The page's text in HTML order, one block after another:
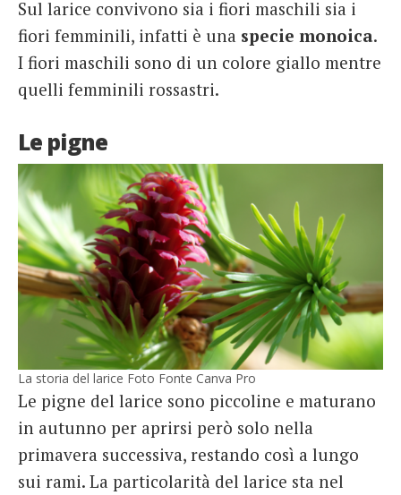
Sul larice convivono sia i fiori maschili sia i
fiori femminili, infatti è una specie monoica.
I fiori maschili sono di un colore giallo mentre
quelli femminili rossastri.
Le pigne
La storia del larice Foto Fonte Canva Pro
Le pigne del larice sono piccoline e maturano
in autunno per aprirsi però solo nella
primavera successiva, restando così a lungo
sui rami. La particolarità del larice sta nel